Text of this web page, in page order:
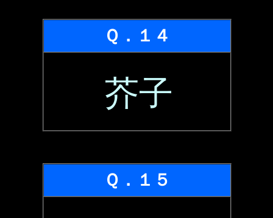
Ｑ．１４
芥子
Ｑ．１５